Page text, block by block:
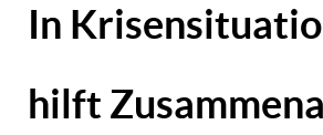
In
hilft